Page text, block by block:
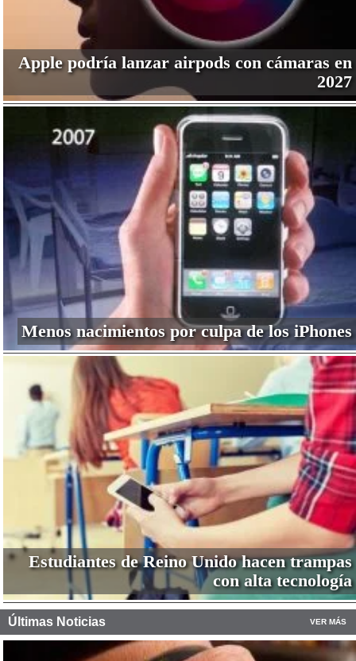
Apple podría lanzar airpods con cámaras en
2027
Menos nacimientos por culpa de los iPhones
Estudiantes de Reino Unido hacen trampas
con alta tecnología
Últimas Noticias VER MÁS